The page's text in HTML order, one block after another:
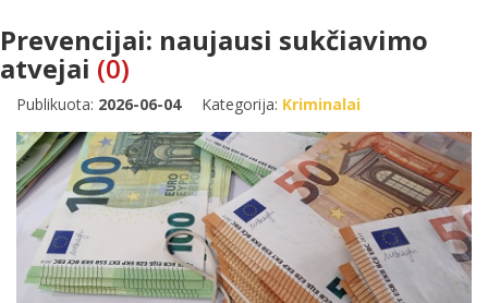
Prevencijai: naujausi sukčiavimo
atvejai (0)
Publikuota: 2026-06-04 Kategorija: Kriminalai